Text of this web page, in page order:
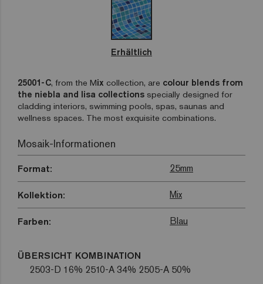
Erhältlich
25001-C, from the Mix collection, are colour blends from
the niebla and lisa collections specially designed for
cladding interiors, swimming pools, spas, saunas and
wellness spaces. The most exquisite combinations.
Mosaik-Informationen
Format: 25mm
Kollektion: Mix
Farben: Blau
ÜBERSICHT KOMBINATION
2503-D 16% 2510-A 34% 2505-A 50%